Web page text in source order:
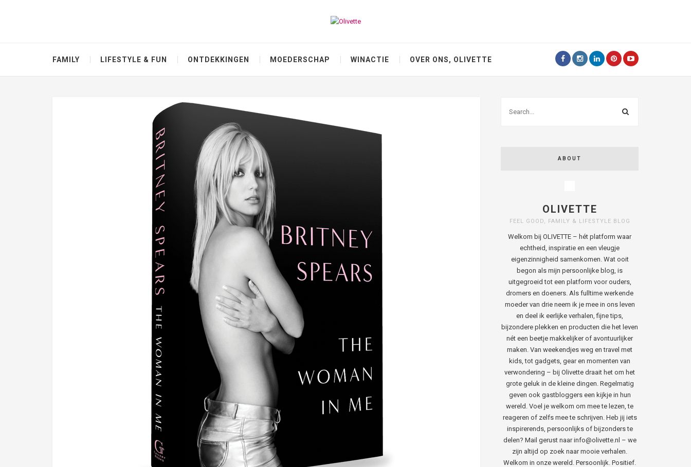
FAMILY LIFESTYLE & FUN ONTDEKKINGEN MOEDERSCHAP WINACTIE OVER ONS, OLIVETTE
ABOUT
OLIVETTE
FEEL GOOD, FAMILY & LIFESTYLE BLOG
Welkom bij OLIVETTE – hét platform waar
echtheid, inspiratie en een vleugje
eigenzinnigheid samenkomen. Wat ooit
begon als mijn persoonlijke blog, is
uitgegroeid tot een platform voor ouders,
dromers en doeners. Als fulltime werkende
moeder van drie neem ik je mee in ons leven
en deel ik eerlijke verhalen, fijne tips,
bijzondere plekken en producten die het leven
nét een beetje makkelijker of avontuurlijker
maken. Van weekendjes weg en travel met
kids, tot gadgets, gear en momenten van
verwondering – bij Olivette draait het om het
grote geluk in de kleine dingen. Regelmatig
geven ook gastbloggers een kijkje in hun
wereld. Voel je welkom om mee te lezen, te
reageren of zelfs mee te schrijven. Heb jij iets
inspirerends, persoonlijks of bijzonders te
delen? Mail gerust naar info@olivette.nl – we
zijn altijd op zoek naar mooie verhalen.
Welkom in onze wereld. Persoonlijk. Positief.